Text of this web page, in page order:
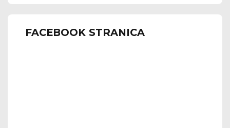
FACEBOOK STRANICA